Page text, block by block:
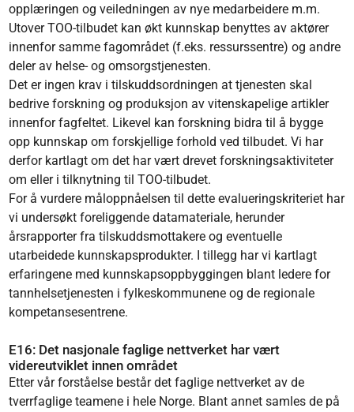
opplæringen og veiledningen av nye medarbeidere m.m.
Utover TOO-tilbudet kan økt kunnskap benyttes av aktører
innenfor samme fagområdet (f.eks. ressurssentre) og andre
deler av helse- og omsorgstjenesten.
Det er ingen krav i tilskuddsordningen at tjenesten skal
bedrive forskning og produksjon av vitenskapelige artikler
innenfor fagfeltet. Likevel kan forskning bidra til å bygge
opp kunnskap om forskjellige forhold ved tilbudet. Vi har
derfor kartlagt om det har vært drevet forskningsaktiviteter
om eller i tilknytning til TOO-tilbudet.
For å vurdere måloppnåelsen til dette evalueringskriteriet har
vi undersøkt foreliggende datamateriale, herunder
årsrapporter fra tilskuddsmottakere og eventuelle
utarbeidede kunnskapsprodukter. I tillegg har vi kartlagt
erfaringene med kunnskapsoppbyggingen blant ledere for
tannhelsetjenesten i fylkeskommunene og de regionale
kompetansesentrene.
E16: Det nasjonale faglige nettverket har vært
videreutviklet innen området
Etter vår forståelse består det faglige nettverket av de
tverrfaglige teamene i hele Norge. Blant annet samles de på